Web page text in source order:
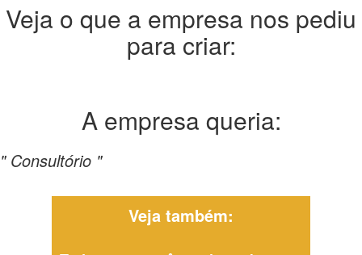
Veja o que a empresa nos pediu
para criar:
A empresa queria:
" Consultório "
Veja também: